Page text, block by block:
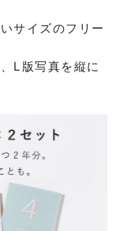
サイズのフリー
L版写真を縦に